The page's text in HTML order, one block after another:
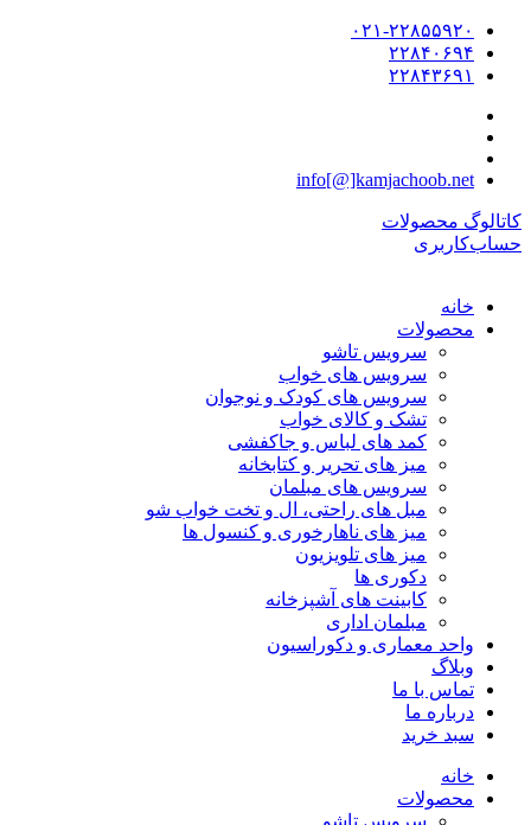
۰۲۱-۲۲۸۵۵۹۲۰
۲۲۸۴۰۶۹۴
۲۲۸۴۳۶۹۱
info[@]kamjachoob.net
کاتالوگ محصولات
حساب‌کاربری
خانه
محصولات
سرویس تاشو
سرویس های خواب
سرویس های کودک و نوجوان
تشک و کالای خواب
کمد های لباس و جاکفشی
میز های تحریر و کتابخانه
سرویس های مبلمان
مبل های راحتی، ال و تخت خواب شو
میز های ناهارخوری و کنسول ها
میز های تلویزیون
دکوری ها
کابینت های آشپزخانه
مبلمان اداری
واحد معماری و دکوراسیون
وبلاگ
تماس با ما
درباره ما
سبد خرید
خانه
محصولات
سرویس تاشو